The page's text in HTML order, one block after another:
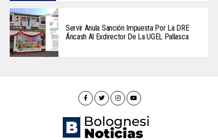
Servir Anula Sanción Impuesta Por La DRE
Áncash Al Exdirector De La UGEL Pallasca